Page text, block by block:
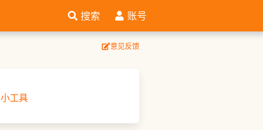
搜索 账号
意见反馈
小工具